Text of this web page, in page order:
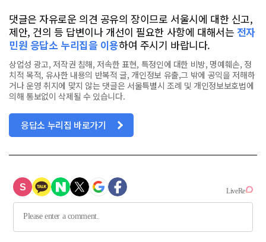
댓글은 자유로운 의견 공유의 장이므로 서울시에 대한 신고,
제안, 건의 등 답변이나 개선이 필요한 사항에 대해서는 전자
민원 응답소 누리집을 이용하여 주시기 바랍니다.
상업성 광고, 저작권 침해, 저속한 표현, 특정인에 대한 비방, 명예훼손, 정
치적 목적, 유사한 내용의 반복적 글, 개인정보 유출,그 밖에 공익을 저해하
거나 운영 취지에 맞지 않는 댓글은 서울특별시 조례 및 개인정보보호법에
의해 통보없이 삭제될 수 있습니다.
응답소 누리집 바로가기